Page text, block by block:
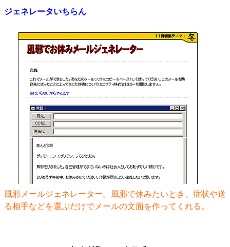
ジェネレータいちらん
風邪メールジェネレーター。風邪で休みたいとき、症状や送
る相手などを選ぶだけでメールの文面を作ってくれる。